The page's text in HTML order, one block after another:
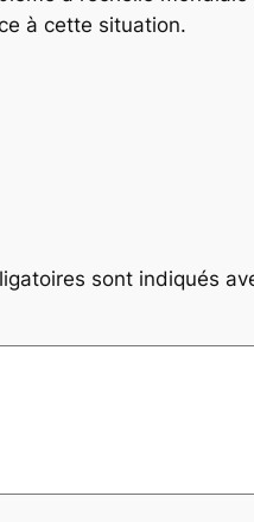
à cette situation.
sont indiqués